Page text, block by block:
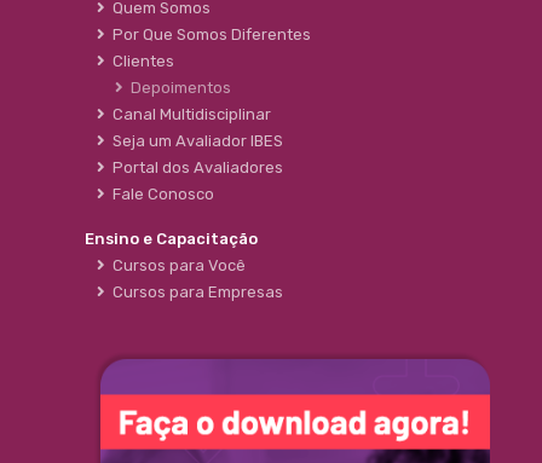
Quem Somos
Por Que Somos Diferentes
Clientes
Depoimentos
Canal Multidisciplinar
Seja um Avaliador IBES
Portal dos Avaliadores
Fale Conosco
Ensino e Capacitação
Cursos para Você
Cursos para Empresas